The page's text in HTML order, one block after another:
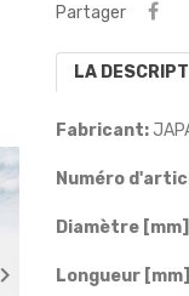

Partager
LA
Fabricant:
Numéro
Diamètre
Longueur